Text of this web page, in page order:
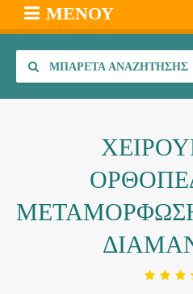
ΜΕΝΟΎ
ΜΠΑΡΈΤΑ ΑΝΑΖΉΤΗΣΗΣ